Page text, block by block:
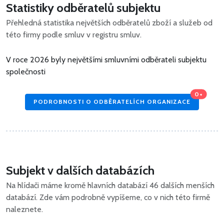
Statistiky odběratelů subjektu
Přehledná statistika největších odběratelů zboží a služeb od
této firmy podle smluv v registru smluv.
V roce 2026 byly největšími smluvními odběrateli subjektu
společnosti
PODROBNOSTI O ODBĚRATELÍCH ORGANIZACE
0+
Subjekt v dalších databázích
Na hlídači máme kromě hlavních databází 46 dalších menších
databází. Zde vám podrobně vypíšeme, co v nich této firmě
naleznete.